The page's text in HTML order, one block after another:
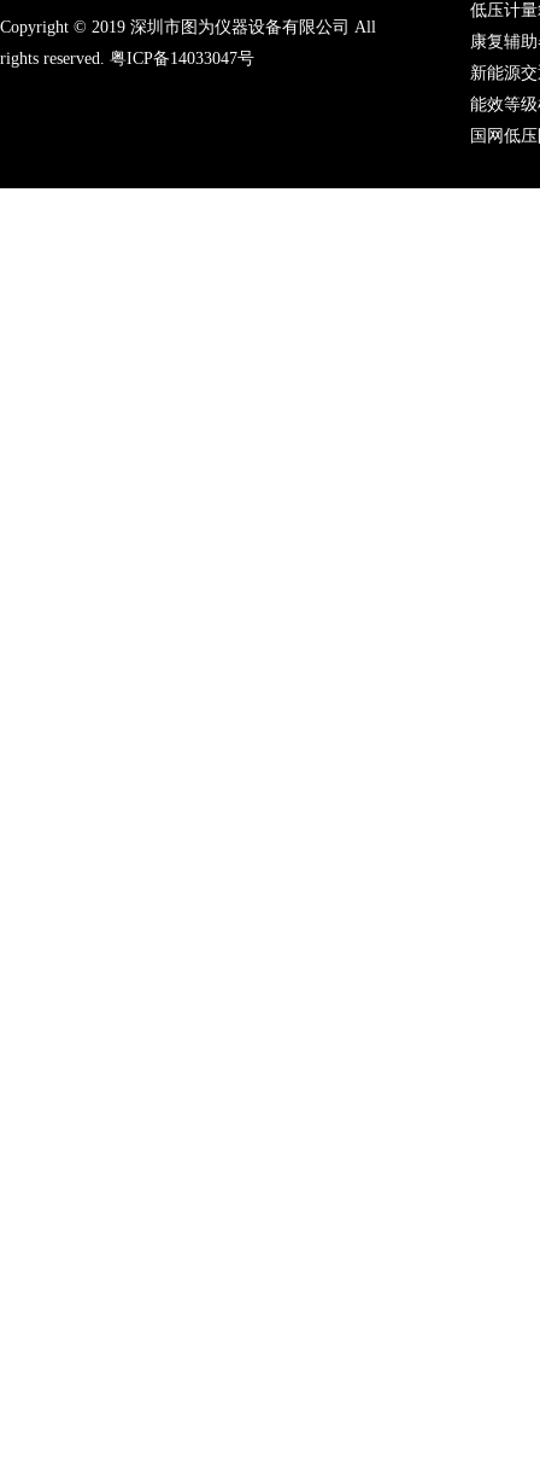
Copyright © 2019 深圳市图为仪器设备有限公司 All
rights reserved. 粤ICP备14033047号
低压计
康复辅
新能源
能效等
国网低